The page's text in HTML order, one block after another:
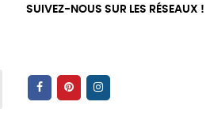
SUIVEZ-NOUS SUR LES RÉSEAUX !